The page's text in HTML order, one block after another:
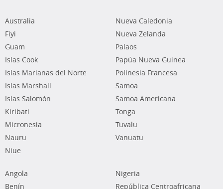
Australia
Fiyi
Guam
Islas Cook
Islas Marianas del Norte
Islas Marshall
Islas Salomón
Kiribati
Micronesia
Nauru
Niue
Nueva Caledonia
Nueva Zelanda
Palaos
Papúa Nueva Guinea
Polinesia Francesa
Samoa
Samoa Americana
Tonga
Tuvalu
Vanuatu
Angola
Benín
Nigeria
República Centroafricana